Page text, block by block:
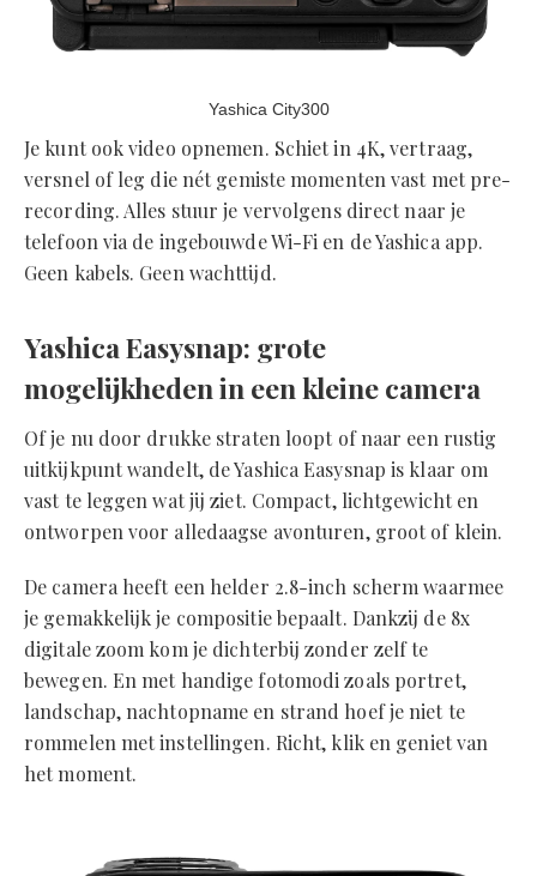
Yashica City300
Je kunt ook video opnemen. Schiet in 4K, vertraag,
versnel of leg die nét gemiste momenten vast met pre-
recording. Alles stuur je vervolgens direct naar je
telefoon via de ingebouwde Wi-Fi en de Yashica app.
Geen kabels. Geen wachttijd.
Yashica Easysnap: grote
mogelijkheden in een kleine camera
Of je nu door drukke straten loopt of naar een rustig
uitkijkpunt wandelt, de Yashica Easysnap is klaar om
vast te leggen wat jij ziet. Compact, lichtgewicht en
ontworpen voor alledaagse avonturen, groot of klein.
De camera heeft een helder 2.8-inch scherm waarmee
je gemakkelijk je compositie bepaalt. Dankzij de 8x
digitale zoom kom je dichterbij zonder zelf te
bewegen. En met handige fotomodi zoals portret,
landschap, nachtopname en strand hoef je niet te
rommelen met instellingen. Richt, klik en geniet van
het moment.